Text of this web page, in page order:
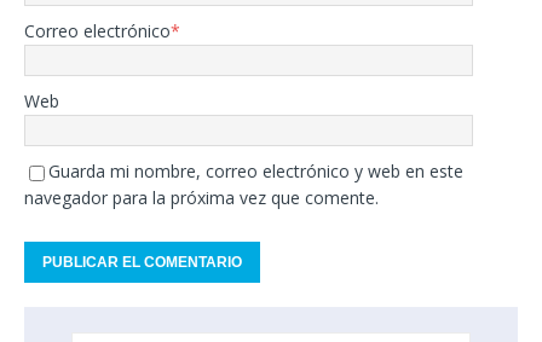
Correo electrónico*
Web
Guarda mi nombre, correo electrónico y web en este
navegador para la próxima vez que comente.